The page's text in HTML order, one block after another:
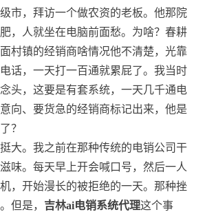
市，拜访一个做农资的老板。他那院
，人就坐在电脑前面愁。为啥？春耕
村镇的经销商啥情况他不清楚，光靠
话，一天打一百通就累屁了。我当时
头，这要是有套系统，一天几千通电
向、要货急的经销商标记出来，他是
？
大。我之前在那种传统的电销公司干
味。每天早上开会喊口号，然后一人
，开始漫长的被拒绝的一天。那种挫
但是， 吉林ai电销系统代理这个事